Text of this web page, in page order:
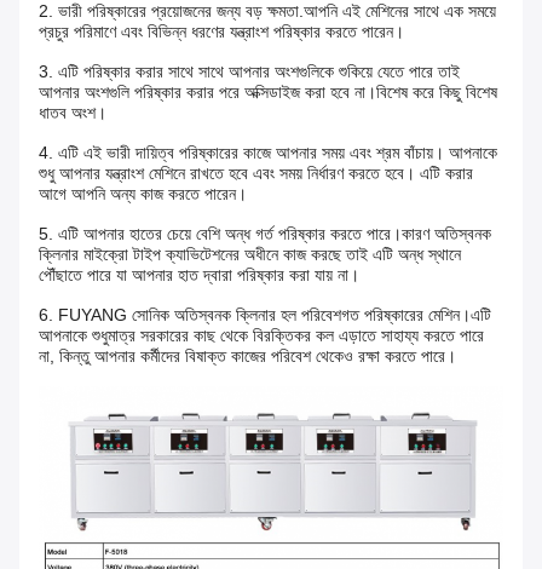
2. ভারী পরিষ্কারের প্রয়োজনের জন্য বড় ক্ষমতা.আপনি এই মেশিনের সাথে এক সময়ে
প্রচুর পরিমাণে এবং বিভিন্ন ধরণের যন্ত্রাংশ পরিষ্কার করতে পারেন।
3. এটি পরিষ্কার করার সাথে সাথে আপনার অংশগুলিকে শুকিয়ে যেতে পারে তাই
আপনার অংশগুলি পরিষ্কার করার পরে অক্সিডাইজ করা হবে না।বিশেষ করে কিছু বিশেষ
ধাতব অংশ।
4. এটি এই ভারী দায়িত্ব পরিষ্কারের কাজে আপনার সময় এবং শ্রম বাঁচায়। আপনাকে
শুধু আপনার যন্ত্রাংশ মেশিনে রাখতে হবে এবং সময় নির্ধারণ করতে হবে। এটি করার
আগে আপনি অন্য কাজ করতে পারেন।
5. এটি আপনার হাতের চেয়ে বেশি অন্ধ গর্ত পরিষ্কার করতে পারে।কারণ অতিস্বনক
ক্লিনার মাইক্রো টাইপ ক্যাভিটেশনের অধীনে কাজ করছে তাই এটি অন্ধ স্থানে
পৌঁছাতে পারে যা আপনার হাত দ্বারা পরিষ্কার করা যায় না।
6. FUYANG সোনিক অতিস্বনক ক্লিনার হল পরিবেশগত পরিষ্কারের মেশিন।এটি
আপনাকে শুধুমাত্র সরকারের কাছ থেকে বিরক্তিকর কল এড়াতে সাহায্য করতে পারে
না, কিন্তু আপনার কর্মীদের বিষাক্ত কাজের পরিবেশ থেকেও রক্ষা করতে পারে।